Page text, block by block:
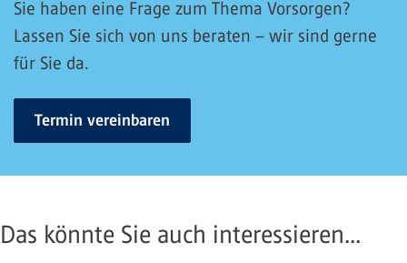
Sie haben eine Frage zum Thema Vorsorgen?
Lassen Sie sich von uns beraten – wir sind gerne
für Sie da.
Termin vereinbaren
Das könnte Sie auch interessieren...